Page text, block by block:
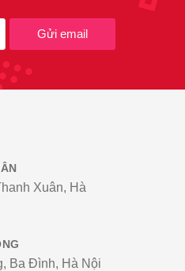
Gửi email
Xuân, Hà
Ba Đình, Hà Nội